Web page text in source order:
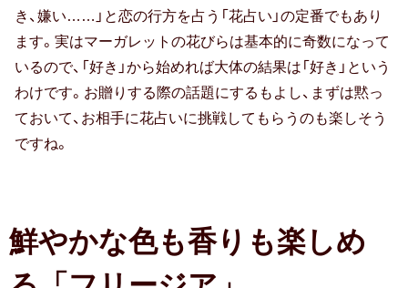
七夕
バレンタイン
節分
おせち
き、嫌い……」と恋の行方を占う「花占い」の定番でもあり
ます。実はマーガレットの花びらは基本的に奇数になって
いるので、「好き」から始めれば大体の結果は「好き」という
わけです。お贈りする際の話題にするもよし、まずは黙っ
ておいて、お相手に花占いに挑戦してもらうのも楽しそう
ですね。
鮮やかな色も香りも楽しめ